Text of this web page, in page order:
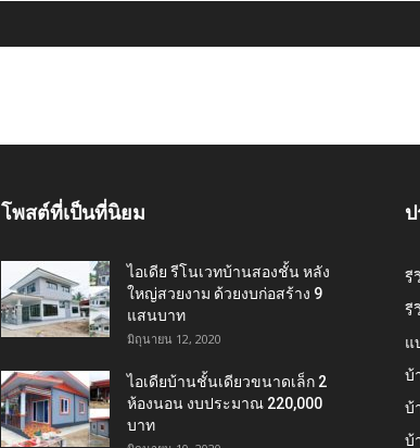
โพสต์ที่เป็นที่นิยม
ไอเดีย รีโนเวทบ้านสองชั้น หลัง
ใหญ่สวยงาม ด้วยงบก่อสร้าง 9
แสนบาท
มิถุนายน 12, 2020
ไอเดียบ้านชั้นเดียวขนาดเล็ก 2
ห้องนอน งบประมาณ 220,000
บาท
รี
รี
แ
บ้
บ้
บ้